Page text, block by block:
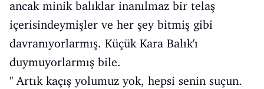
ancak minik balıklar inanılmaz bir telaş
içerisindeymişler ve her şey bitmiş gibi
davranıyorlarmış. Küçük Kara Balık'ı
duymuyorlarmış bile.
'' Artık kaçış yolumuz yok, hepsi senin suçun.